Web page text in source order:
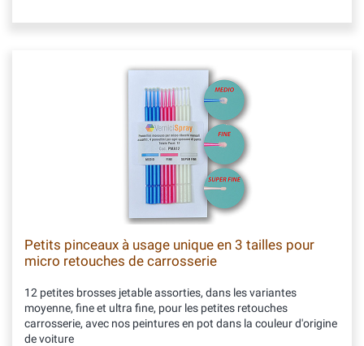
Petits pinceaux à usage unique en 3 tailles pour
micro retouches de carrosserie
12 petites brosses jetable assorties, dans les variantes
moyenne, fine et ultra fine, pour les petites retouches
carrosserie, avec nos peintures en pot dans la couleur d'origine
de voiture